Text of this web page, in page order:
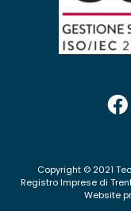
Copyright © 2021
Registro Imprese di
Website